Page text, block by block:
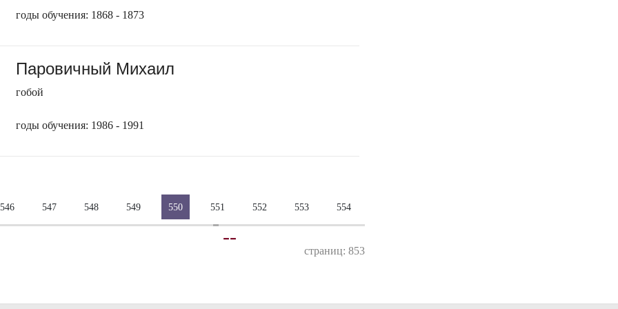
годы обучения: 1868 - 1873
Паровичный Михаил
гобой
годы обучения: 1986 - 1991
546 547 548 549 550 551 552 553 554
--
страниц: 853